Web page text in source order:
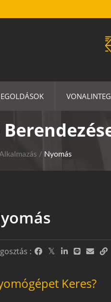
/ Nyomás
:
Keres?